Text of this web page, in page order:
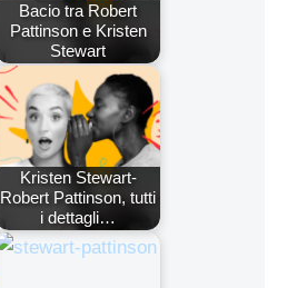
Bacio tra Robert
Pattinson e Kristen
Stewart
Kristen Stewart-
Robert Pattinson, tutti
i dettagli…